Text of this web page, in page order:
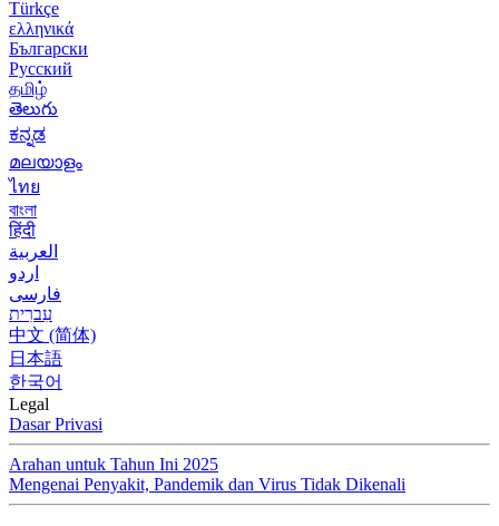
Türkçe
ελληνικά
Български
Русский
தமிழ்
తెలుగు
ಕನ್ನಡ
മലയാളം
ไทย
বাংলা
हिंदी
العربية
اردو
فارسی
עִברִית
中文 (简体)
日本語
한국어
Legal
Dasar Privasi
Arahan untuk Tahun Ini 2025
Mengenai Penyakit, Pandemik dan Virus Tidak Dikenali